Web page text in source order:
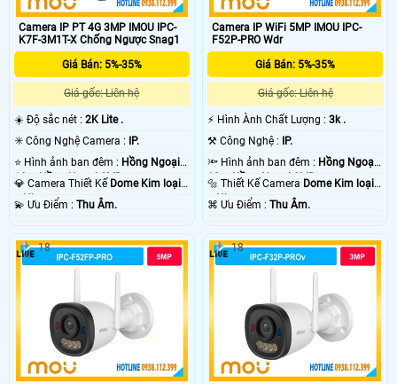
Camera IP PT 4G 3MP IMOU IPC-
K7F-3M1T-X Chống Ngược Snag1
Giá Bán: 5%-35%
Giá gốc: Liên hệ
☀️ Độ sắc nét : 2K Lite .
✳️ Công Nghệ Camera :
IP.
⭐ Hình ảnh ban đêm : Hồng Ngoại
10m Hồng Ngoại SMD.
💎 Camera Thiết Kế Dome Kim loại
+ Nhựa.
️💫 Ưu Điểm : Thu Âm.
Camera IP WiFi 5MP IMOU IPC-
F52P-PRO Wdr
Giá Bán: 5%-35%
Giá gốc: Liên hệ
️⚡ Hình Ành Chất Lượng :3k .
⚒ Công Nghệ :
IP.
🔦 Hình ảnh ban đêm : Hồng Ngoại
10m Hồng Ngoại SMD.
🔩 Thiết Kế Camera Dome Kim loại
+ Nhựa.
️⌘ Ưu Điểm :Thu Âm.
18 18